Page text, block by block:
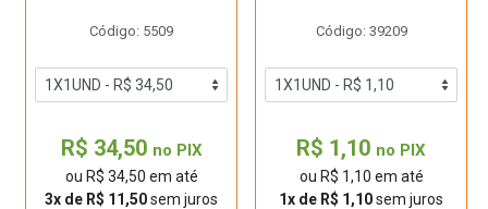
Código: 5509
R$ 34,50 no PIX
ou R$ 34,50 em até
3x de R$ 11,50sem juros
Código: 39209
R$ 1,10 no PIX
ou R$ 1,10 em até
1x de R$ 1,10sem juros